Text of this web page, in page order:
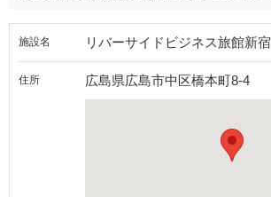
施設名 リバーサイドビジネス旅館新宿
住所 広島県広島市中区橋本町8-4